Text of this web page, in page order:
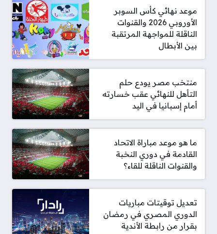
موعد نهائي كأس السوبر
الأوروبي 2026 والقنوات
الناقلة للمواجهة المرتقبة
بين الأبطال
منتخب مصر يودع حلم
التأهل للنهائي عقب خسارته
أمام إسبانيا في اليد
ما هو موعد مباراة الاتحاد
القادمة في دوري النخبة
والقنوات الناقلة للقاء؟
تعديل توقيتات مباريات
الدوري المصري في رمضان
بقرار من رابطة الأندية